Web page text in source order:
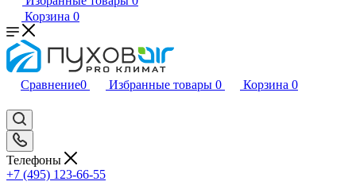
Корзина 0
Сравнение0 Избранные товары 0 Корзина 0
Телефоны
+7 (495) 123-66-55